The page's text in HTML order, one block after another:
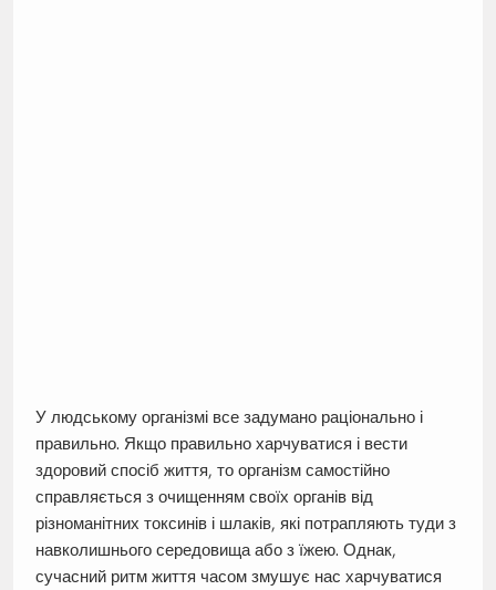
У людському організмі все задумано раціонально і
правильно. Якщо правильно харчуватися і вести
здоровий спосіб життя, то організм самостійно
справляється з очищенням своїх органів від
різноманітних токсинів і шлаків, які потрапляють туди з
навколишнього середовища або з їжею. Однак,
сучасний ритм життя часом змушує нас харчуватися